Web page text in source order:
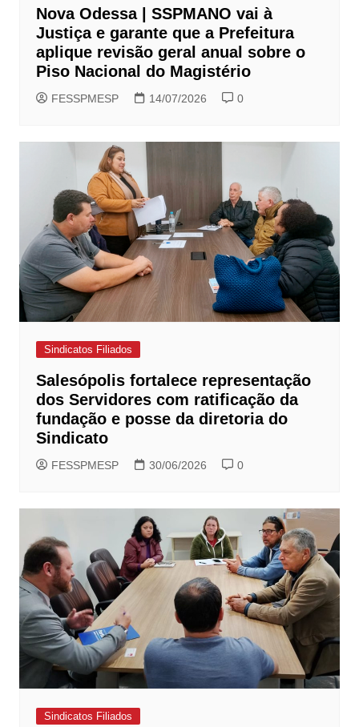
Nova Odessa | SSPMANO vai à
Justiça e garante que a Prefeitura
aplique revisão geral anual sobre o
Piso Nacional do Magistério
FESSPMESP 14/07/2026 0
Sindicatos Filiados
Salesópolis fortalece representação
dos Servidores com ratificação da
fundação e posse da diretoria do
Sindicato
FESSPMESP 30/06/2026 0
Sindicatos Filiados